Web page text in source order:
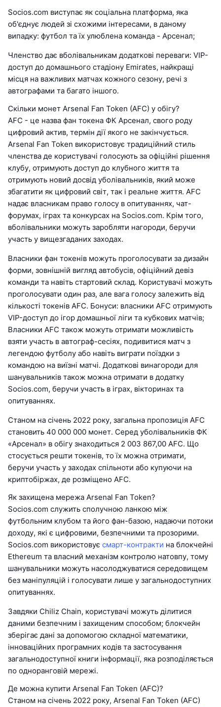
Socios.com виступає як соціальна платформа, яка
об'єднує людей зі схожими інтересами, в даному
випадку: футбол та їх улюблена команда - Арсенал;
Членство дає вболівальникам додаткові переваги: VIP-
доступ до домашнього стадіону Emirates, найкращі
місця на важливих матчах кожного сезону, речі з
автографами та багато іншого.
Скільки монет Arsenal Fan Token (AFC) у обігу?
AFC - це назва фан токена ФК Арсенал, свого роду
цифровий актив, термін дії якого не закінчується.
Arsenal Fan Token використовує традиційний стиль
членства де користувачі голосують за офіційні рішення
клубу, отримують доступ до клубного життя та
отримують новий досвід уболівальників, який може
збагатити як цифровий світ, так і реальне життя. AFC
надає власникам право голосу в опитуваннях, чат-
форумах, іграх та конкурсах на Socios.com. Крім того,
вболівальники можуть заробляти нагороди, беручи
участь у вищезгаданих заходах.
Власники фан токенів можуть проголосувати за дизайн
форми, зовнішній вигляд автобусів, офіційний девіз
команди та навіть стартовий склад. Користувачі можуть
проголосувати один раз, але вага голосу залежить від
кількості токенів AFC. Бонуси: власники AFC отримують
VIP-доступ до ігор домашньої ліги та кубкових матчів;
Власники AFC також можуть отримати можливість
взяти участь в автограф-сесіях, подивитися матч з
легендою футболу або навіть виграти поїздки з
командою на виїзні матчі. Додаткові винагороди для
шанувальників також можна отримати в додатку
Socios.com, беручи участь в іграх, вікторинах та
опитуваннях.
Станом на січень 2022 року, загальна пропозиція AFC
становить 40 000 000 монет. Серед уболівальників ФК
«Арсенал» в обігу знаходиться 2 003 867,00 AFC. Що
стосується решти токенів, то їх можна отримати,
беручи участь у заходах спільноти або купуючи на
криптобіржах, де розміщено AFC.
Як захищена мережа Arsenal Fan Token?
Socios.com служить сполучною ланкою між
футбольним клубом та його фан-базою, надаючи потоки
доходу, які є цифровими, безпечними та прозорими.
Socios.com використовує смарт-контракти на блокчейні
Ethereum та власний механізм контролю натовпу, тому
шанувальники можуть насолоджуватися середовищем
без маніпуляцій і голосувати лише у загальнодоступних
опитуваннях.
Завдяки Chiliz Chain, користувачі можуть ділитися
даними безпечним і захищеним способом; блокчейн
зберігає дані за допомогою складної математики,
інноваційних програмних кодів та застосування
загальнодоступної книги інформації, яка розподіляється
по одноранговій мережі.
Де можна купити Arsenal Fan Token (AFC)?
Станом на січень 2022 року, Arsenal Fan Token (AFC)